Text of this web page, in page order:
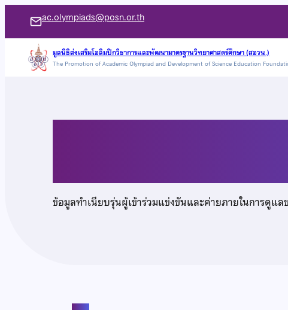
เนื้อหา
ac.olympiads@posn.or.th
มูลนิธิส่งเสริมโอลิมปิกวิชาการและพัฒนามาตรฐานวิทยาศาสตร์ศึกษา (สอวน.)
The Promotion of Academic Olympiad and Development of Science Education
ข้อมูลทำเนียบรุ่นผู้เข้าร่วมแข่งขันและค่ายภายในการดูแ